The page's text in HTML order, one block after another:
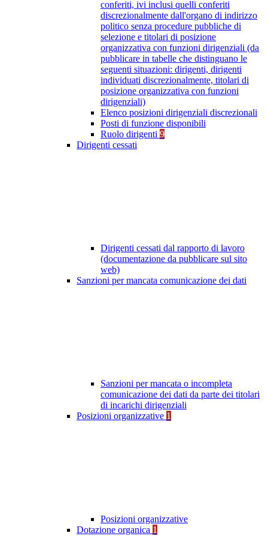
conferiti, ivi inclusi quelli conferiti
discrezionalmente dall'organo di indirizzo
politico senza procedure pubbliche di
selezione e titolari di posizione
organizzativa con funzioni dirigenziali (da
pubblicare in tabelle che distinguano le
seguenti situazioni: dirigenti, dirigenti
individuati discrezionalmente, titolari di
posizione organizzativa con funzioni
dirigenziali)
Elenco posizioni dirigenziali discrezionali
Posti di funzione disponibili
Ruolo dirigenti 9
Dirigenti cessati
Dirigenti cessati dal rapporto di lavoro
(documentazione da pubblicare sul sito
web)
Sanzioni per mancata comunicazione dei dati
Sanzioni per mancata o incompleta
comunicazione dei dati da parte dei titolari
di incarichi dirigenziali
Posizioni organizzative 1
Posizioni organizzative
Dotazione organica 1